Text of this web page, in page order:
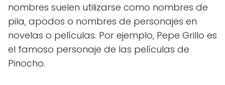
nombres suelen utilizarse como nombres de
pila, apodos o nombres de personajes en
novelas o películas. Por ejemplo, Pepe Grillo es
el famoso personaje de las películas de
Pinocho.